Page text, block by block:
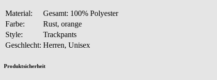
Material:
Gesamt: 100% Polyester
Farbe:
Rust, orange
Style:
Trackpants
Geschlecht: Herren, Unisex
Produktsicherheit